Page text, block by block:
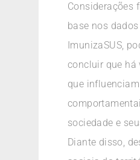
Considerações
base nos
ImunizaSUS,
concluir que há
que
sociedade e
Diante disso,